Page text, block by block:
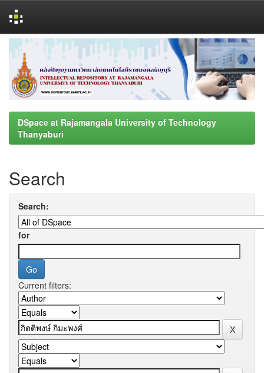
navigation
DSpace at Rajamangala University of Technology
Thanyaburi
Search
Search:
for
Current filters: